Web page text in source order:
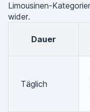
Limousinen-
wider.
Dauer
Täglich